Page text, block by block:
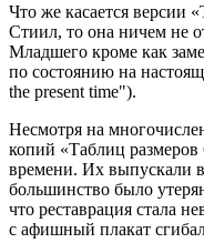
Что же касается версии
Стиил, то она ничем не
Младшего кроме как
по состоянию на
the present time").
Несмотря на
копий «Таблиц
времени. Их выпускали
большинство было
что реставрация стала
с афишный плакат